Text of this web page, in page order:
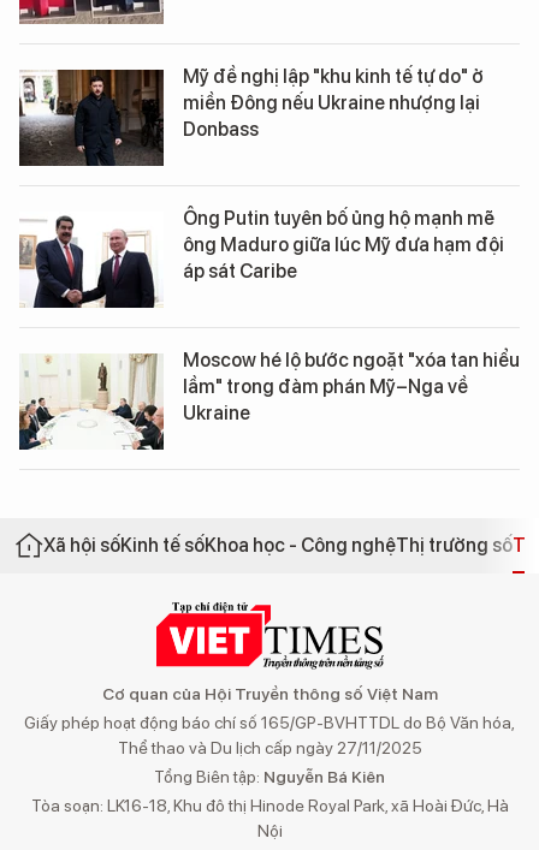
Mỹ đề nghị lập "khu kinh tế tự do" ở
miền Đông nếu Ukraine nhượng lại
Donbass
Ông Putin tuyên bố ủng hộ mạnh mẽ
ông Maduro giữa lúc Mỹ đưa hạm đội
áp sát Caribe
Moscow hé lộ bước ngoặt "xóa tan hiểu
lầm" trong đàm phán Mỹ–Nga về
Ukraine
Xã hội sốKinh tế sốKhoa học - Công nghệThị trường số
Cơ quan của Hội Truyền thông số Việt Nam
Giấy phép hoạt động báo chí số 165/GP-BVHTTDL do Bộ Văn hóa,
Thể thao và Du lịch cấp ngày 27/11/2025
Tổng Biên tập: Nguyễn Bá Kiên
Tòa soạn: LK16-18, Khu đô thị Hinode Royal Park, xã Hoài Đức, Hà
Nội